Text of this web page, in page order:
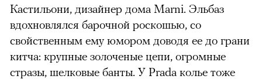
Кастильони, дизайнер дома Marni. Эльбаз
вдохновлялся барочной роскошью, со
свойственным ему юмором доводя ее до грани
китча: крупные золоченые цепи, огромные
стразы, шелковые банты. У Prada колье тоже